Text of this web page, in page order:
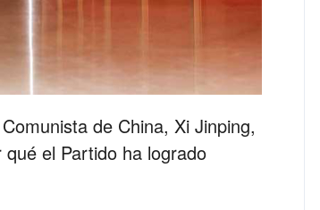
de China, Xi Jinping,
el Partido ha logrado